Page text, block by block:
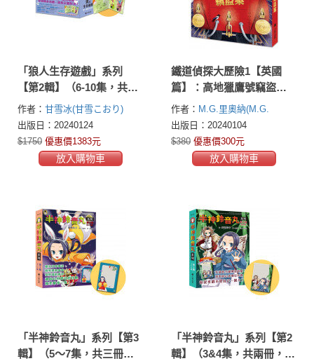
「狼人生存遊戲」系列
【第2輯】（6-10集，共五
冊，限量加贈「作繪者印
簽小卡+心機狼人透明書籤
2款」）
作者： 甘雪冰(甘雪こおり)
出版日：20240124
$1750 優惠價1383元
放入購物車
鐵道偵探大歷險1【英國
篇】：高地獵鷹號竊盜案
（英國國家圖書獎兒童小
說類年度圖書）
作者： M.G.里奧納(M.G.
Leonard) 山姆．賽吉曼(Sam
Sedgman)
出版日：20240104
$380 優惠價300元
放入購物車
「半神鈴音丸」系列【第3
輯】（5～7集，共三冊，
「半神鈴音丸」系列【第2
輯】（3&4集，共兩冊，首